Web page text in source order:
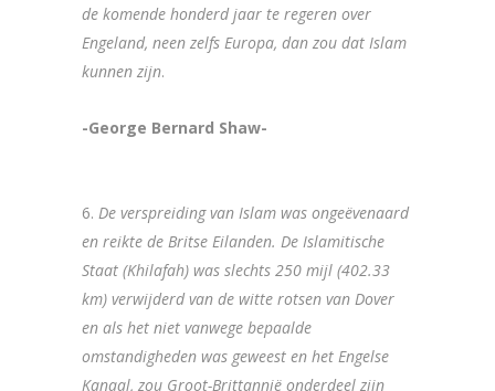
de komende honderd jaar te regeren over
Engeland, neen zelfs Europa, dan zou dat Islam
kunnen zijn.
-George Bernard Shaw-
6. De verspreiding van Islam was ongeëvenaard
en reikte de Britse Eilanden. De Islamitische
Staat (Khilafah) was slechts 250 mijl (402.33
km) verwijderd van de witte rotsen van Dover
en als het niet vanwege bepaalde
omstandigheden was geweest en het Engelse
Kanaal, zou Groot-Brittannië onderdeel zijn